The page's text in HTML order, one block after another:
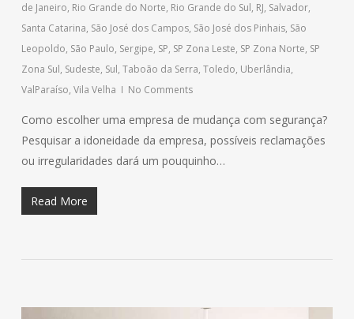
de Janeiro, Rio Grande do Norte, Rio Grande do Sul, RJ, Salvador,
Santa Catarina, São José dos Campos, São José dos Pinhais, São
Leopoldo, São Paulo, Sergipe, SP, SP Zona Leste, SP Zona Norte, SP
Zona Sul, Sudeste, Sul, Taboão da Serra, Toledo, Uberlândia,
ValParaíso, Vila Velha No Comments
Como escolher uma empresa de mudança com segurança?
Pesquisar a idoneidade da empresa, possíveis reclamações
ou irregularidades dará um pouquinho…
Read More